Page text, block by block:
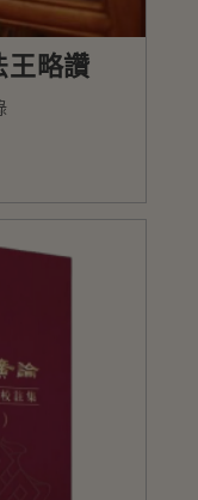
王略讚